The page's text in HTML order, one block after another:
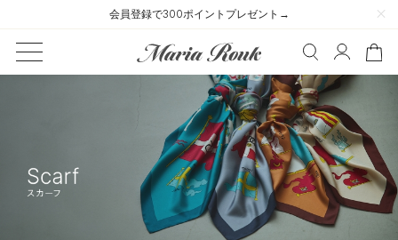
会員登録で300ポイントプレゼント→